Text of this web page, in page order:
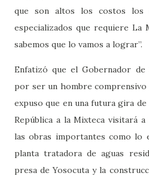
que son altos los costos los
especializados que requiere La
sabemos que lo vamos a lograr”.
Enfatizó que el Gobernador de
por ser un hombre comprensivo
expuso que en una futura gira
República a la Mixteca visitará a
las obras importantes como lo
planta tratadora de aguas
presa de Yosocuta y la